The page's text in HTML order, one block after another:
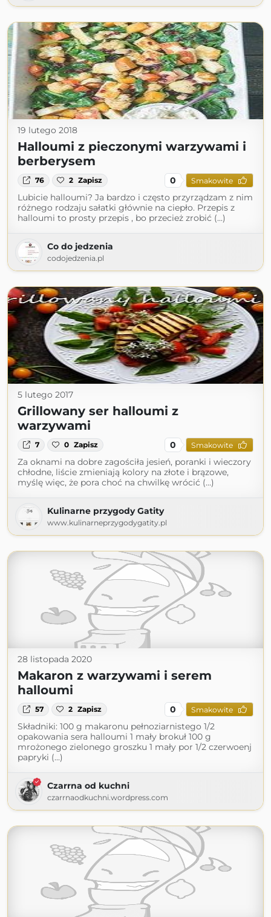
19 lutego 2018
Halloumi z pieczonymi warzywami i
berberysem
76 2 Zapisz 0 Smakowite
Lubicie halloumi? Ja bardzo i często przyrządzam z nim
różnego rodzaju sałatki głównie na ciepło. Przepis z
halloumi to prosty przepis , bo przecież zrobić (...)
Co do jedzenia
codojedzenia.pl
5 lutego 2017
Grillowany ser halloumi z
warzywami
7 0 Zapisz 0 Smakowite
Za oknami na dobre zagościła jesień, poranki i wieczory
chłodne, liście zmieniają kolory na złote i brązowe,
myślę więc, że pora choć na chwilkę wrócić (...)
Kulinarne przygody Gatity
www.kulinarneprzygodygatity.pl
28 listopada 2020
Makaron z warzywami i serem
halloumi
57 2 Zapisz 0 Smakowite
Składniki: 100 g makaronu pełnoziarnistego 1/2
opakowania sera halloumi 1 mały brokuł 100 g
mrożonego zielonego groszku 1 mały por 1/2 czerwoenj
papryki (...)
Czarrna od kuchni
czarrnaodkuchni.wordpress.com